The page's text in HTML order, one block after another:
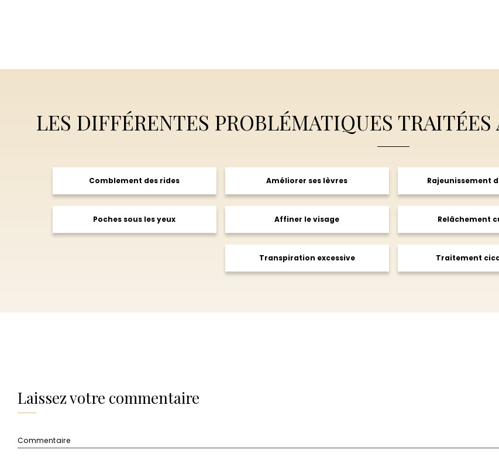
LES DIFFÉRENTES PROBLÉMATIQUES
Comblement des rides Améliorer ses lèvres Rajeunissement
Poches sous les yeux Affiner le visage Relâchement
Transpiration excessive Traitement
Laissez votre commentaire
Commentaire